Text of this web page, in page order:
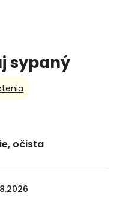
sypaný
očista